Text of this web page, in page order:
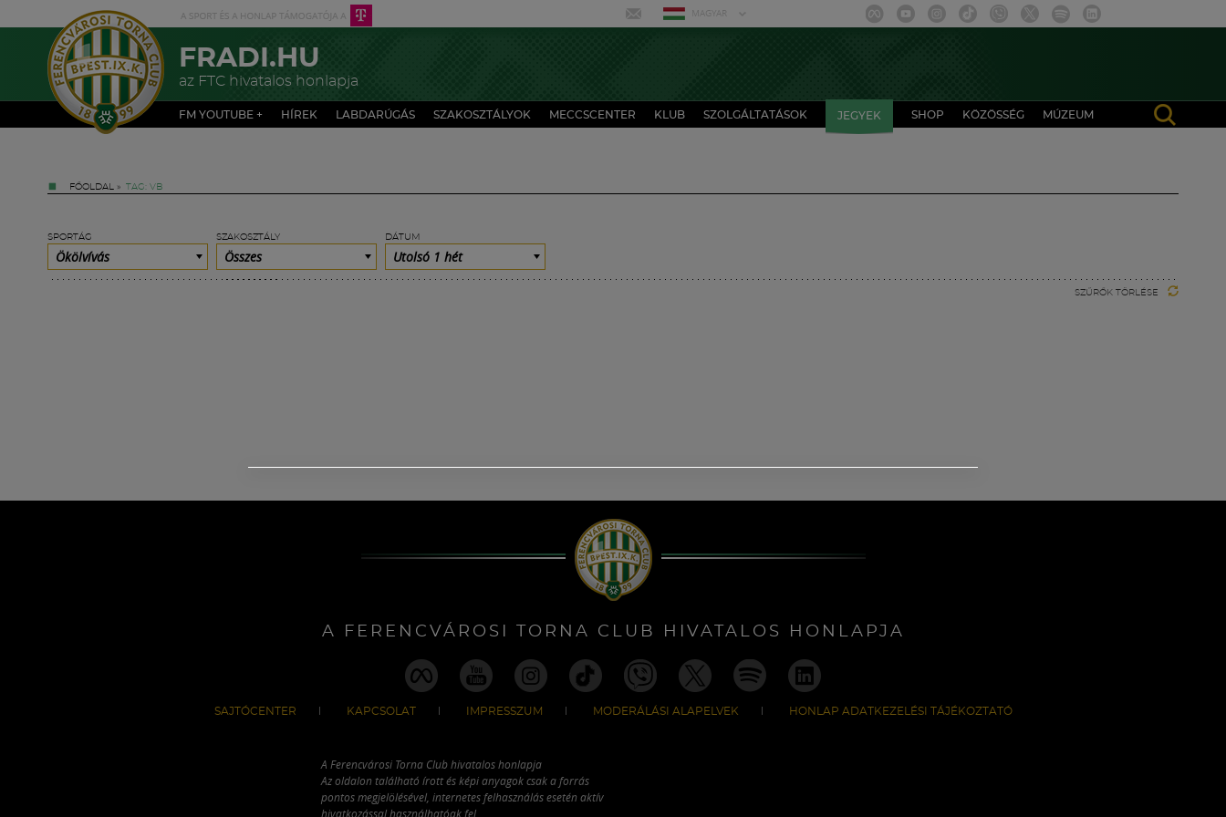
MAGYAR
FRADI.HU
az FTC hivatalos honlapja
FM YOUTUBE + HÍREK LABDARÚGÁS SZAKOSZTÁLYOK MECCSCENTER KLUB SZOLGÁLTATÁSOK JEGYEK SHOP KÖZÖSSÉG MÚZEUM
FŐOLDAL » TAG: VB
SPORTÁG
Ökölvívás
SZAKOSZTÁLY
Összes
DÁTUM
Utolsó 1 hét
SZŰRŐK TÖRLÉSE
A FERENCVÁROSI TORNA CLUB HIVATALOS HONLAPJA
SAJTÓCENTER KAPCSOLAT IMPRESSZUM MODERÁLÁSI ALAPELVEK HONLAP ADATKEZELÉSI TÁJÉKOZTATÓ
A Ferencvárosi Torna Club hivatalos honlapja
Az oldalon található írott és képi anyagok csak a forrás
pontos megjelölésével, internetes felhasználás esetén aktív
hivatkozással használhatóak fel.